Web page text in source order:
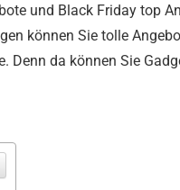
und Black Friday top
können Sie tolle
Denn da können Sie